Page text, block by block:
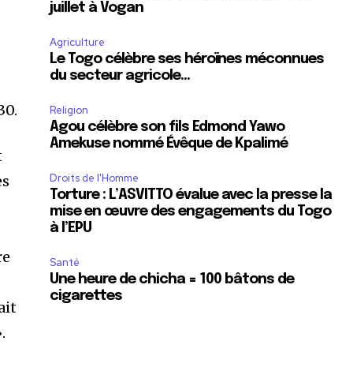
juillet à Vogan
Agriculture
Le Togo célèbre ses héroïnes méconnues
du secteur agricole…
Religion
Agou célèbre son fils Edmond Yawo
Amekuse nommé Évêque de Kpalimé
Droits de l'Homme
Torture : L’ASVITTO évalue avec la presse la
mise en œuvre des engagements du Togo
à l’EPU
Santé
Une heure de chicha = 100 bâtons de
cigarettes